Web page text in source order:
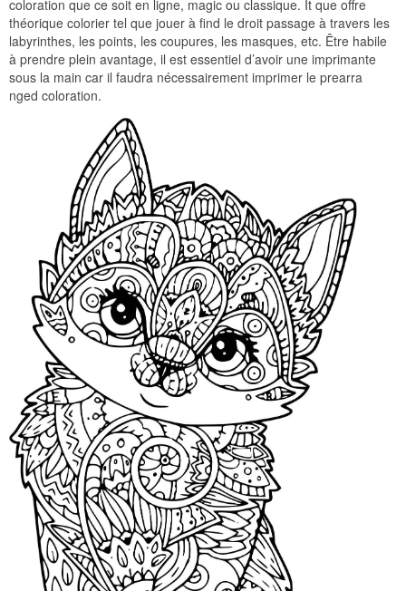
coloration que ce soit en ligne, magic ou classique. It que offre
théorique colorier tel que jouer à find le droit passage à travers les
labyrinthes, les points, les coupures, les masques, etc. Être habile
à prendre plein avantage, il est essentiel d’avoir une imprimante
sous la main car il faudra nécessairement imprimer le prearra
nged coloration.